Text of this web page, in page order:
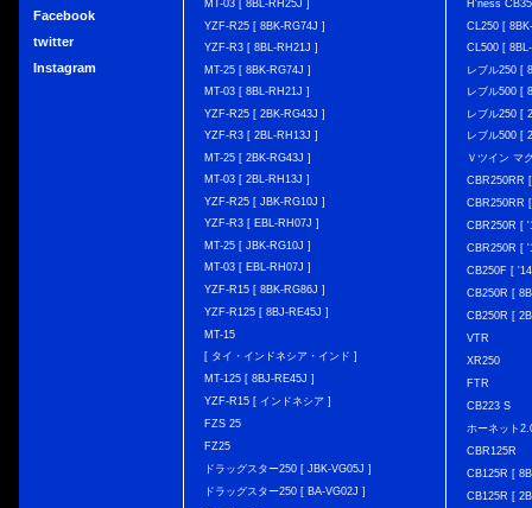
Facebook
twitter
Instagram
MT-03 [ 8BL-RH25J ]
YZF-R25 [ 8BK-RG74J ]
YZF-R3 [ 8BL-RH21J ]
MT-25 [ 8BK-RG74J ]
MT-03 [ 8BL-RH21J ]
YZF-R25 [ 2BK-RG43J ]
YZF-R3 [ 2BL-RH13J ]
MT-25 [ 2BK-RG43J ]
MT-03 [ 2BL-RH13J ]
YZF-R25 [ JBK-RG10J ]
YZF-R3 [ EBL-RH07J ]
MT-25 [ JBK-RG10J ]
MT-03 [ EBL-RH07J ]
YZF-R15 [ 8BK-RG86J ]
YZF-R125 [ 8BJ-RE45J ]
MT-15
[ タイ・インドネシア・インド ]
MT-125 [ 8BJ-RE45J ]
YZF-R15 [ インドネシア ]
FZS 25
FZ25
ドラッグスター250 [ JBK-VG05J ]
ドラッグスター250 [ BA-VG02J ]
H'ness
CL250 [
CL500 [
レブル250 [
レブル500 [
レブル250 [
レブル500 [
Ｖツイン マ
CBR250RR
CBR250RR
CBR250R [
CBR250R [
CB250F [
CB250R [
CB250R [
VTR
XR250
FTR
CB223 S
ホーネット
CBR125R
CB125R [
CB125R [